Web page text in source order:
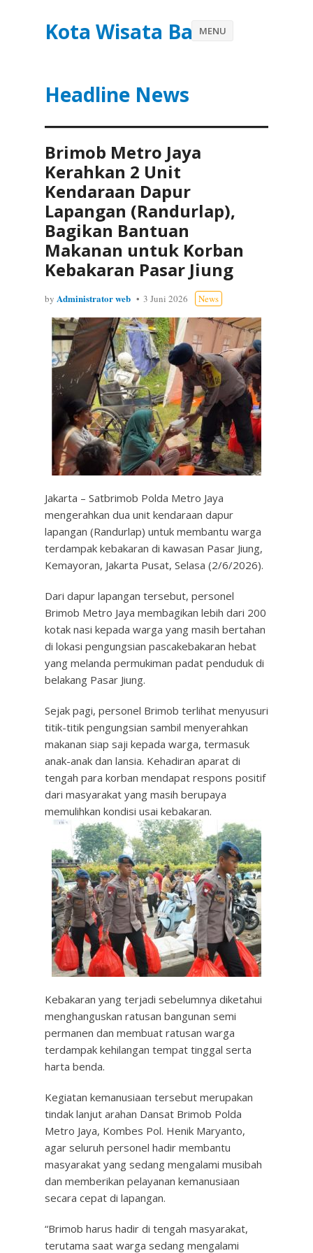
Kota Wisata Batu
Headline News
MENU
Brimob Metro Jaya
Kerahkan 2 Unit
Kendaraan Dapur
Lapangan (Randurlap),
Bagikan Bantuan
Makanan untuk Korban
Kebakaran Pasar Jiung
by Administrator web 3 Juni 2026 News
Jakarta – Satbrimob Polda Metro Jaya
mengerahkan dua unit kendaraan dapur
lapangan (Randurlap) untuk membantu warga
terdampak kebakaran di kawasan Pasar Jiung,
Kemayoran, Jakarta Pusat, Selasa (2/6/2026).
Dari dapur lapangan tersebut, personel
Brimob Metro Jaya membagikan lebih dari 200
kotak nasi kepada warga yang masih bertahan
di lokasi pengungsian pascakebakaran hebat
yang melanda permukiman padat penduduk di
belakang Pasar Jiung.
Sejak pagi, personel Brimob terlihat menyusuri
titik-titik pengungsian sambil menyerahkan
makanan siap saji kepada warga, termasuk
anak-anak dan lansia. Kehadiran aparat di
tengah para korban mendapat respons positif
dari masyarakat yang masih berupaya
memulihkan kondisi usai kebakaran.
Kebakaran yang terjadi sebelumnya diketahui
menghanguskan ratusan bangunan semi
permanen dan membuat ratusan warga
terdampak kehilangan tempat tinggal serta
harta benda.
Kegiatan kemanusiaan tersebut merupakan
tindak lanjut arahan Dansat Brimob Polda
Metro Jaya, Kombes Pol. Henik Maryanto,
agar seluruh personel hadir membantu
masyarakat yang sedang mengalami musibah
dan memberikan pelayanan kemanusiaan
secara cepat di lapangan.
“Brimob harus hadir di tengah masyarakat,
terutama saat warga sedang mengalami